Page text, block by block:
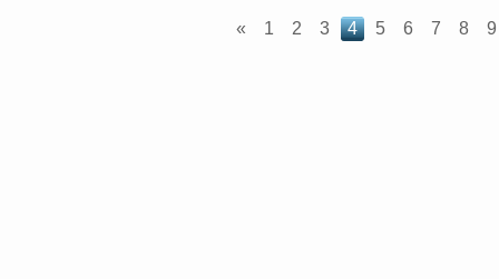
« 1 2 3 4 5 6 7 8 9